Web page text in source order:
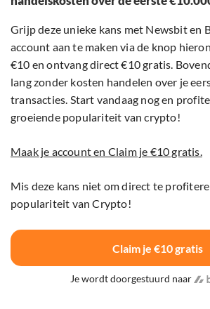
Grijp deze unieke kans met Newsbit en
account aan te maken via de knop
€10 en ontvang direct €10 gratis.
lang zonder kosten handelen over je
transacties. Start vandaag nog en
groeiende populariteit van crypto!
Maak je account en Claim je €10 gratis.
Mis deze kans niet om direct te
populariteit van Crypto!
Claim je €10 gratis
Je wordt doorgestuurd naar